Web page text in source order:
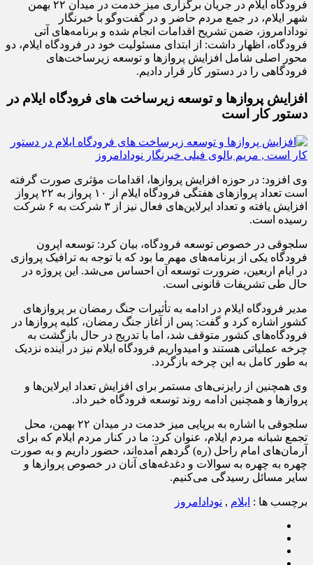
فرودگاه ایلام در جریان برگزاری میز خدمت در میدان ۲۲ بهمن
شهر ایلام، در جمع مردم حاضر و در گفت‌وگو با خبرنگار
نودادامروز، ضمن تشریح اقدامات انجام شده و برنامه‌های آتی
فرودگاه، اظهار داشت: از ابتدای مسئولیت خود در فرودگاه ایلام، دو
محور اصلی شامل افزایش پروازها و توسعه زیرساخت‌های
فرودگاهی را در دستور کار قرار دادیم.
افزایش پروازها و توسعه زیرساخت‌ های فرودگاه ایلام در
دستور کار است
وی افزود: در حوزه افزایش پروازها، اقدامات مؤثری صورت گرفته
است تعداد پروازهای هفتگی فرودگاه ایلام از ۱۰ پرواز به ۲۲ پرواز
افزایش یافته و تعداد ایرلاین‌های فعال نیز از ۳ شرکت به ۶ شرکت
رسیده است.
سلجوقی در خصوص توسعه فرودگاه، بیان کرد: توسعه اپرون
فرودگاه یکی از برنامه‌های مهم ما بود که با توجه به ترافیک پروازی
در ایام اربعین، ضرورت توسعه آن احساس می‌شد. این پروژه در
حال طی تشریفات قانونی است.
مدیر فرودگاه ایلام در ادامه به تأثیرات جنگ رمضان بر پروازهای
کشور اشاره کرد و گفت: پس از آغاز جنگ رمضان، کلیه پروازها در
فرودگاه‌های کشور متوقف شد، اما با تدریج در حال بازگشت به
چرخه عملیاتی هستند و امیدواریم فرودگاه ایلام نیز در آینده نزدیک
به طور کامل به این چرخه بازگردد.
وی همچنین از رایزنی‌های مستمر برای افزایش تعداد ایرلاین‌ها و
پروازها و همچنین ادامه روند توسعه فرودگاه خبر داد.
سلجوقی با اشاره به برپایی میز خدمت در میدان ۲۲ بهمن، محل
تجمع شبانه مردم ایلام، عنوان کرد: ما در کنار مردم ایلام که برای
آرمان‌های امام راحل (ره) گردهم آمده‌اند، حضور داریم و به صورت
چهره به چهره به سوالات و دغدغه‌های آنان در خصوص پروازها و
سایر مسائل رسیدگی می‌کنیم.
برچسب ها : ایلام , نودادامروز